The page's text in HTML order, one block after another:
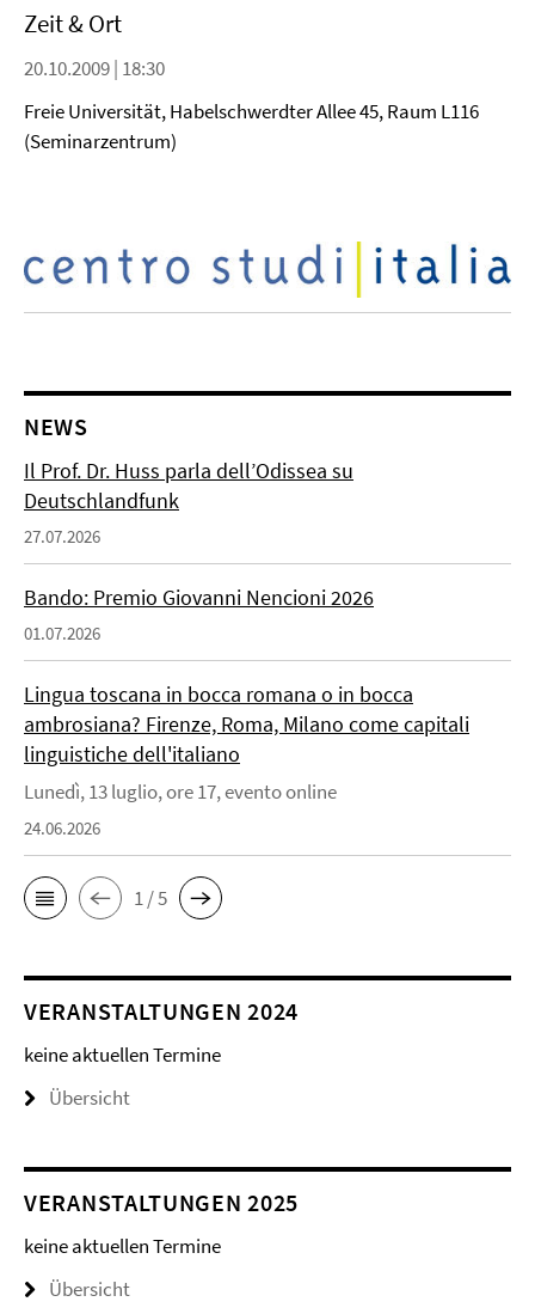
Zeit & Ort
20.10.2009 | 18:30
Freie Universität, Habelschwerdter Allee 45, Raum L116
(Seminarzentrum)
NEWS
Il Prof. Dr. Huss parla dell’Odissea su
Deutschlandfunk
27.07.2026
Bando: Premio Giovanni Nencioni 2026
01.07.2026
Lingua toscana in bocca romana o in bocca
ambrosiana? Firenze, Roma, Milano come capitali
linguistiche dell'italiano
Lunedì, 13 luglio, ore 17, evento online
24.06.2026
1 / 5
VERANSTALTUNGEN 2024
keine aktuellen Termine
Übersicht
VERANSTALTUNGEN 2025
keine aktuellen Termine
Übersicht